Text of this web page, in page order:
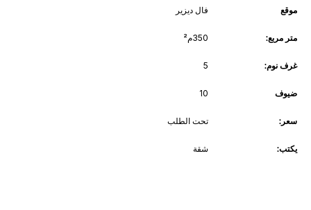
موقع فال ديزير
متر مربع: 350م²
غرف نوم: 5
ضيوف 10
سعر: تحت الطلب
يكتب: شقة